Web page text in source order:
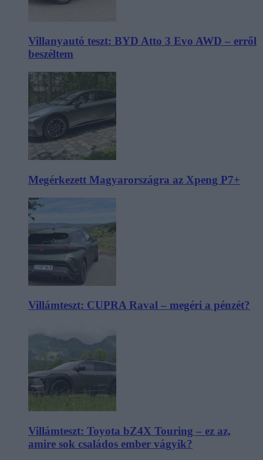
Villanyautó teszt: BYD Atto 3 Evo AWD – erről
beszéltem
Megérkezett Magyarországra az Xpeng P7+
Villámteszt: CUPRA Raval – megéri a pénzét?
Villámteszt: Toyota bZ4X Touring – ez az,
amire sok családos ember vágyik?